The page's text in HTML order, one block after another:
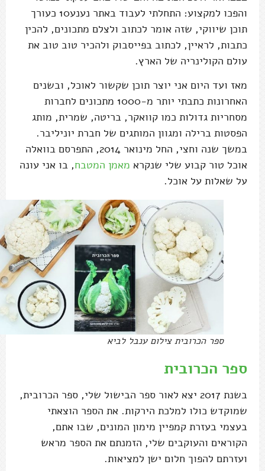
והפכו למקצוע: התחלתי לעבוד באתר נענע10 כעורך
תוכן שיווקי, שזה אומר לכתוב ולצלם מתכונים, להכין
כתבות, לראיין, לכתוב בפייסבוק ולהכיר טוב טוב את
עולם הקולינריה של הארץ.
מאז ועד היום אני יוצר תוכן שקשור לאוכל, ובשנים
האחרונות כתבתי יותר מ-1000 מתכונים לחברות
מסחריות גדולות כמו קוואקר, בריטה, שמרית, מותג
הפסטות ברילה ומגוון המותגים של חברת יוניליבר.
במשך שנה וחצי, החל מינואר 2014, התפרסם בוואלה
אוכל טור קבוע שלי שנקראמאמן המטבח, בו אני עונה
על שאלות על אוכל.
ספר הכרובית צילום ענבל לביא
ספר הכרובית
בשנת 2017 יצא לאור ספר הבישול שלי, ספר הכרובית,
שמוקדש כולו למלכת הירקות. את הספר הוצאתי
בעצמי בעזרת קמפיין מימון המונים, שבו אתם,
הקוראים והעוקבים שלי, הזמנתם את הספר מראש
ועזרתם להפוך חלום ישן למציאות.